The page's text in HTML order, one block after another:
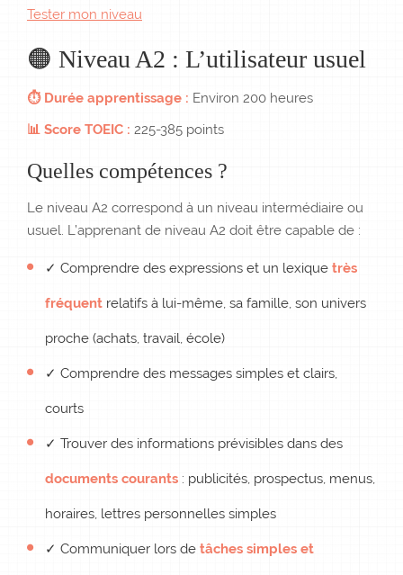
Tester mon niveau
🟠 Niveau A2 : L’utilisateur usuel
⏱ Durée apprentissage : Environ 200 heures
📊 Score TOEIC : 225-385 points
Quelles compétences ?
Le niveau A2 correspond à un niveau intermédiaire ou
usuel. L’apprenant de niveau A2 doit être capable de :
✓ Comprendre des expressions et un lexique très
fréquent relatifs à lui-même, sa famille, son univers
proche (achats, travail, école)
✓ Comprendre des messages simples et clairs,
courts
✓ Trouver des informations prévisibles dans des
documents courants : publicités, prospectus, menus,
horaires, lettres personnelles simples
✓ Communiquer lors de tâches simples et